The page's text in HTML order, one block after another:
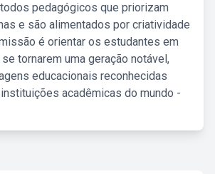
pedagógicos que priorizam
e são alimentados por criatividade
é orientar os estudantes em
tornarem uma geração notável,
educacionais reconhecidas
acadêmicas do mundo -